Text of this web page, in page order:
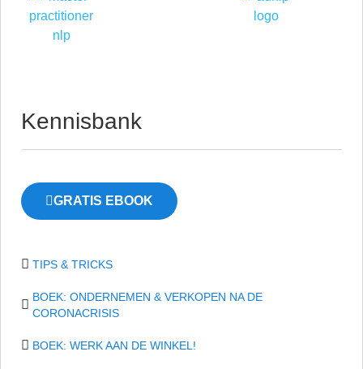
Kennisbank
GRATIS EBOOK
TIPS & TRICKS
BOEK: ONDERNEMEN & VERKOPEN NA DE
CORONACRISIS
BOEK: WERK AAN DE WINKEL!